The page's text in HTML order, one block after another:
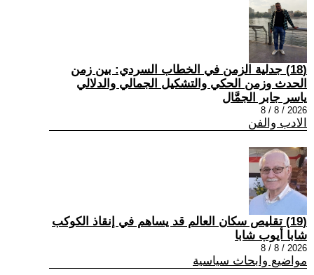
(18) جدلية الزمن في الخطاب السردي: بين زمن
الحدث وزمن الحكي والتشكيل الجمالي والدلالي
ياسر جابر الجمَّال
2026 / 8 / 8
الادب والفن
(19) تقليص سكان العالم قد يساهم في إنقاذ الكوكب
شابا أيوب شابا
2026 / 8 / 8
مواضيع وابحاث سياسية